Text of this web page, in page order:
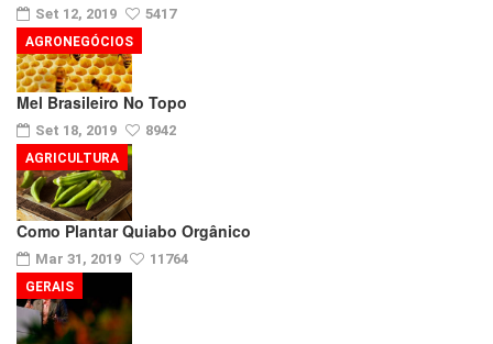
Set 12, 2019 5417
Mel Brasileiro No Topo
Set 18, 2019 8942
AGRONEGÓCIOS
Como Plantar Quiabo Orgânico
Mar 31, 2019 11764
AGRICULTURA
GERAIS